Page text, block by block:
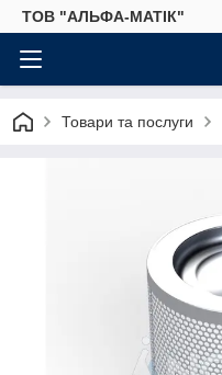
ТОВ "АЛЬФА-МАТІК"
Товари та послуги